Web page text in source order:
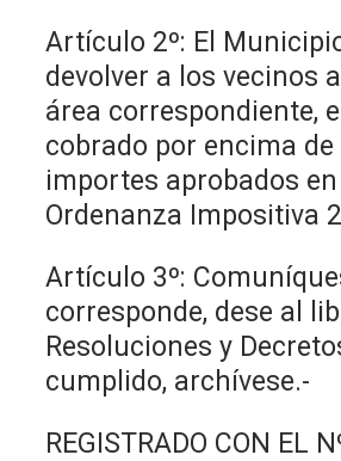
Artículo 2º: El
devolver a los vecinos
área correspondiente,
cobrado por encima de
importes aprobados
Ordenanza Impositiva
Artículo 3º:
corresponde, dese al
Resoluciones y
cumplido, archívese.-
REGISTRADO CON EL